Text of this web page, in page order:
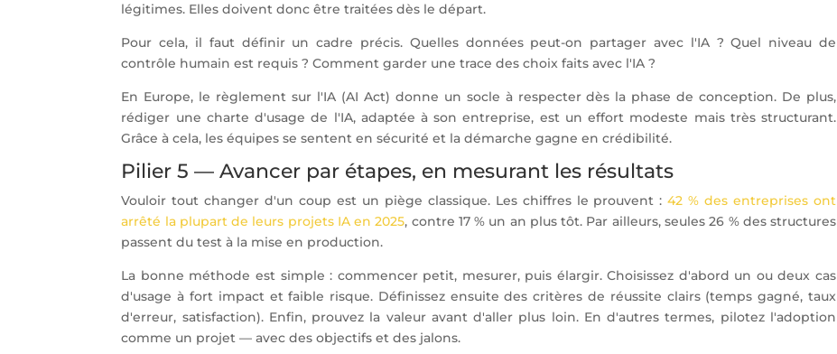
légitimes. Elles doivent donc être traitées dès le départ.
Pour cela, il faut définir un cadre précis. Quelles données peut-on partager avec l'IA ? Quel niveau de
contrôle humain est requis ? Comment garder une trace des choix faits avec l'IA ?
En Europe, le règlement sur l'IA (AI Act) donne un socle à respecter dès la phase de conception. De plus,
rédiger une charte d'usage de l'IA, adaptée à son entreprise, est un effort modeste mais très structurant.
Grâce à cela, les équipes se sentent en sécurité et la démarche gagne en crédibilité.
Pilier 5 — Avancer par étapes, en mesurant les résultats
Vouloir tout changer d'un coup est un piège classique. Les chiffres le prouvent :42 % des entreprises ont
arrêté la plupart de leurs projets IA en 2025, contre 17 % un an plus tôt. Par ailleurs, seules 26 % des structures
passent du test à la mise en production.
La bonne méthode est simple : commencer petit, mesurer, puis élargir. Choisissez d'abord un ou deux cas
d'usage à fort impact et faible risque. Définissez ensuite des critères de réussite clairs (temps gagné, taux
d'erreur, satisfaction). Enfin, prouvez la valeur avant d'aller plus loin. En d'autres termes, pilotez l'adoption
comme un projet — avec des objectifs et des jalons.